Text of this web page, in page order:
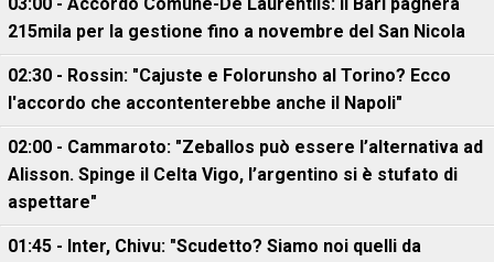
215mila per la gestione fino a novembre del San Nicola
02:30 - Rossin: "Cajuste e Folorunsho al Torino? Ecco
l'accordo che accontenterebbe anche il Napoli"
02:00 - Cammaroto: "Zeballos può essere l’alternativa ad
Alisson. Spinge il Celta Vigo, l’argentino si è stufato di
aspettare"
01:45 - Inter, Chivu: "Scudetto? Siamo noi quelli da